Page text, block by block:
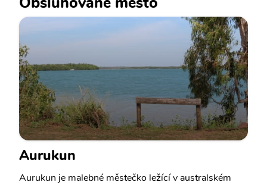
Aurukun
Aurukun je malebné městečko ležící v australském